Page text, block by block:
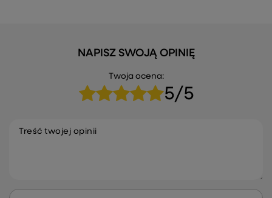
NAPISZ SWOJĄ OPINIĘ
Twoja ocena:
5/5
Treść twojej opinii